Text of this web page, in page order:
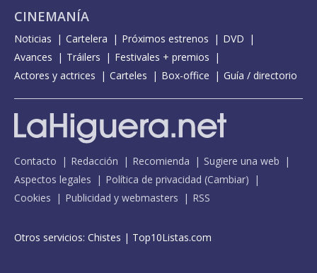
CINEMANÍA
Noticias Cartelera Próximos estrenos
DVD
Avances
Tráilers
Festivales + premios
Actores y actrices
Carteles Box-office Guía / directorio
Contacto Redacción Recomienda
Sugiere una web
Aspectos legales
Política de privacidad (Cambiar)
Cookies
Publicidad y webmasters RSS
Otros servicios: Chistes | Top10Listas.com